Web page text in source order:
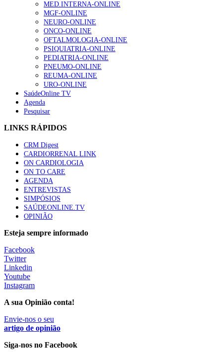
Quase quatro em cada dez doentes com enfarte
apresentavam níveis elevados de Lp(a), revela estudo
86 visualizações
“Os programas de rastreio do cancro do pulmão são
custo-efetivos e representam um investimento
sustentável para os sistemas de saúde”
66 visualizações
mama triplo negativo metastático em doentes não
elegíveis para inibidores PD-(L)1
61 visualizações
Especialistas defendem mais potássio na alimentação
para ajudar a controlar a hipertensão
57 visualizações
MAIS NOTÍCIAS
Sindicato diz que nova carreira de médicos dentistas reforça
estabilidade no SNS
6 Ago, 2026
Mais de 400 utentes beneficiaram de comparticipação reforçada
para tratamentos de infertilidade na Madeira
MED.INTERNA-ONLINE
MGF-ONLINE
NEURO-ONLINE
ONCO-ONLINE
OFTALMOLOGIA-ONLINE
PSIQUIATRIA-ONLINE
PEDIATRIA-ONLINE
PNEUMO-ONLINE
REUMA-ONLINE
URO-ONLINE
SaúdeOnline TV
Agenda
Pesquisar
LINKS RÁPIDOS
CRM Digest
CARDIORRENAL LINK
ON CARDIOLOGIA
ON TO CARE
AGENDA
ENTREVISTAS
SIMPÓSIOS
SAÚDEONLINE.TV
OPINIÃO
Esteja sempre informado
Facebook
Twitter
Linkedin
Youtube
Instagram
A sua Opinião conta!
Envie-nos o seu
artigo de opinião
Siga-nos no Facebook